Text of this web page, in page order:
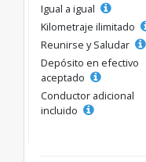
Igual a igual
Kilometraje ilimitado
Reunirse y Saludar
Depósito en efectivo
aceptado
Conductor adicional
incluido